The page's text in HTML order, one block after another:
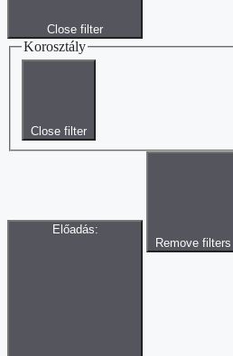
Close filter
Korosztály
Close filter
Előadás:
Remove filters